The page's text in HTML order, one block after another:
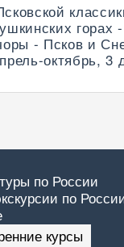
горах -
- Псков и
октябрь, 3
по России
по
курсы